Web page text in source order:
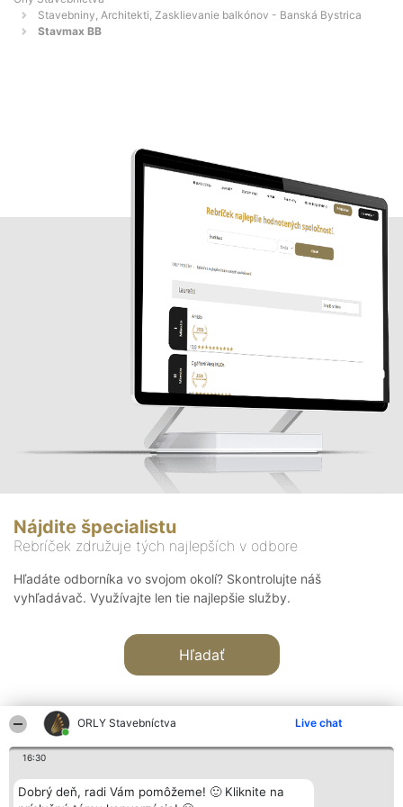
ORLY Stavebníctva Live chat
16:30
Dobrý deň, radi Vám pomôžeme! 🙂 Kliknite na
Stavebniny, Architekti, Zasklievanie balkónov - Banská Bystrica
Stavmax BB
Nájdite špecialistu
Rebríček združuje tých najlepších v odbore
Hľadáte odborníka vo svojom okolí? Skontrolujte náš
vyhľadávač. Využívajte len tie najlepšie služby.
Hľadať
Organizátor hodnotenia
Bright Side Solutions sp. z o.
Hodnotenie
Laureáti
Kontakt
Kontakt